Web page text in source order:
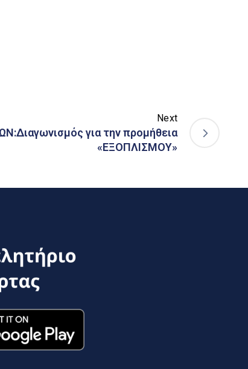
Next
για την προμήθεια
«ΕΞΟΠΛΙΣΜΟΥ»